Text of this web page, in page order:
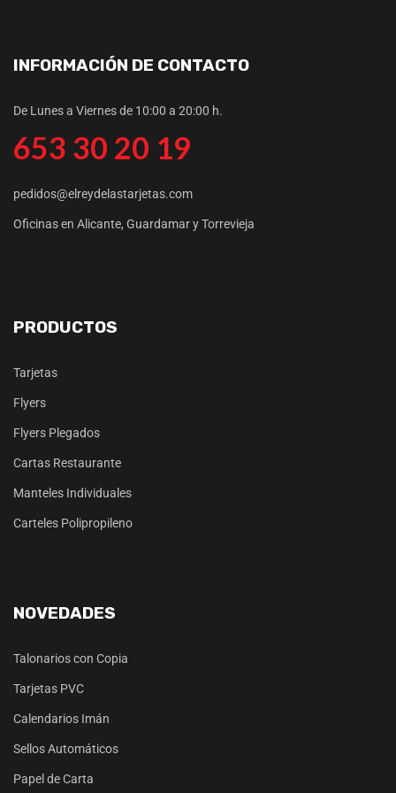
INFORMACIÓN DE CONTACTO
De Lunes a Viernes de 10:00 a 20:00 h.
653 30 20 19
pedidos@elreydelastarjetas.com
Oficinas en Alicante, Guardamar y Torrevieja
PRODUCTOS
Tarjetas
Flyers
Flyers Plegados
Cartas Restaurante
Manteles Individuales
Carteles Polipropileno
NOVEDADES
Talonarios con Copia
Tarjetas PVC
Calendarios Imán
Sellos Automáticos
Papel de Carta